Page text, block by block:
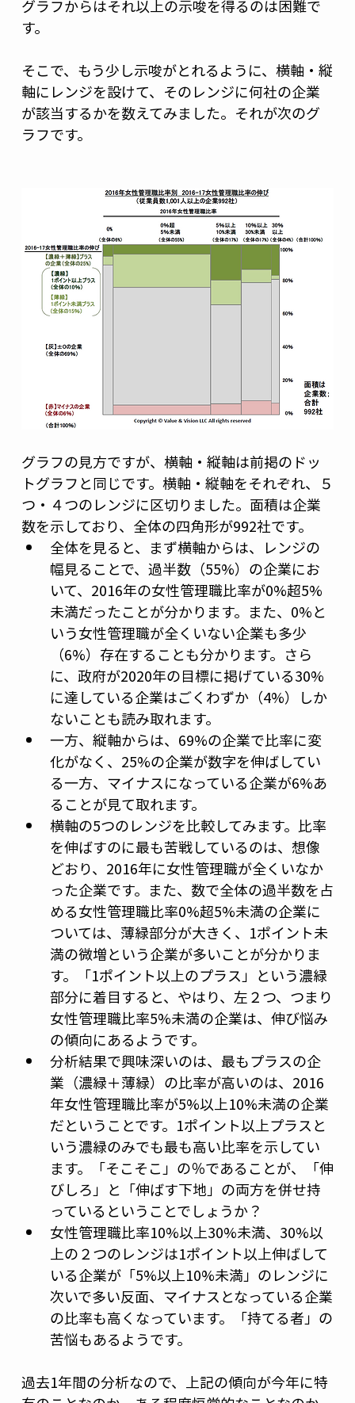
グラフからはそれ以上の示唆を得るのは困難で
す。
そこで、もう少し示唆がとれるように、横軸・縦
軸にレンジを設けて、そのレンジに何社の企業
が該当するかを数えてみました。それが次のグ
ラフです。
グラフの見方ですが、横軸・縦軸は前掲のドッ
トグラフと同じです。横軸・縦軸をそれぞれ、５
つ・４つのレンジに区切りました。面積は企業
数を示しており、全体の四角形が992社です。
全体を見ると、まず横軸からは、レンジの
幅見ることで、過半数（55%）の企業にお
いて、2016年の女性管理職比率が0%超5%
未満だったことが分かります。また、0%と
いう女性管理職が全くいない企業も多少
（6%）存在することも分かります。さら
に、政府が2020年の目標に掲げている30%
に達している企業はごくわずか（4%）しか
ないことも読み取れます。
一方、縦軸からは、69%の企業で比率に変
化がなく、25%の企業が数字を伸ばしてい
る一方、マイナスになっている企業が6%あ
ることが見て取れます。
横軸の5つのレンジを比較してみます。比率
を伸ばすのに最も苦戦しているのは、想像
どおり、2016年に女性管理職が全くいなか
った企業です。また、数で全体の過半数を占
める女性管理職比率0%超5%未満の企業に
ついては、薄緑部分が大きく、1ポイント未
満の微増という企業が多いことが分かりま
す。「1ポイント以上のプラス」という濃緑
部分に着目すると、やはり、左２つ、つまり
女性管理職比率5%未満の企業は、伸び悩み
の傾向にあるようです。
分析結果で興味深いのは、最もプラスの企
業（濃緑＋薄緑）の比率が高いのは、2016
年女性管理職比率が5%以上10%未満の企業
だということです。1ポイント以上プラスと
いう濃緑のみでも最も高い比率を示してい
ます。「そこそこ」の％であることが、「伸
びしろ」と「伸ばす下地」の両方を併せ持
っているということでしょうか？
女性管理職比率10%以上30%未満、30%以
上の２つのレンジは1ポイント以上伸ばして
いる企業が「5%以上10%未満」のレンジに
次いで多い反面、マイナスとなっている企業
の比率も高くなっています。「持てる者」の
苦悩もあるようです。
過去1年間の分析なので、上記の傾向が今年に特